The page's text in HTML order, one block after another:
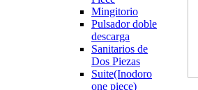
Mingitorio
Pulsador doble
descarga
Sanitarios de
Dos Piezas
Suite(Inodoro
one piece)